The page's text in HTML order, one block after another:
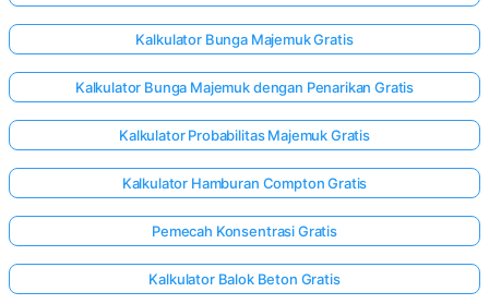
Kalkulator Bunga Majemuk Gratis
Kalkulator Bunga Majemuk dengan Penarikan Gratis
Kalkulator Probabilitas Majemuk Gratis
Kalkulator Hamburan Compton Gratis
Pemecah Konsentrasi Gratis
Kalkulator Balok Beton Gratis